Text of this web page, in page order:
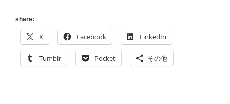
share:
X Facebook LinkedIn
Tumblr Pocket その他